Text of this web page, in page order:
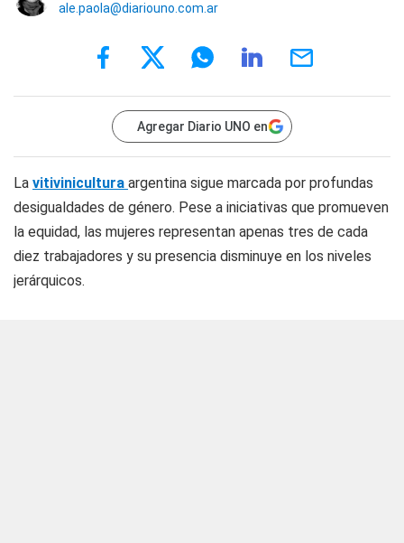
ale.paola@diariouno.com.ar
Agregar Diario UNO en
La vitivinicultura argentina sigue marcada por profundas
desigualdades de género. Pese a iniciativas que promueven
la equidad, las mujeres representan apenas tres de cada
diez trabajadores y su presencia disminuye en los niveles
jerárquicos.